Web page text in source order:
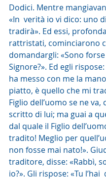
Dodici. Mentre
«In  verità io vi dico: uno
tradirà». Ed essi,
rattristati, cominciarono
domandargli: «Sono
Signore?». Ed egli
ha messo con me la
piatto, è quello che mi
Figlio dell’uomo se ne va,
scritto di lui; ma guai a
dal quale il Figlio
tradito! Meglio per
non fosse mai nato!».
traditore, disse: «Rabbì,
io?». Gli rispose: «Tu l’hai